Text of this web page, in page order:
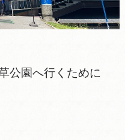
公園へ行くために